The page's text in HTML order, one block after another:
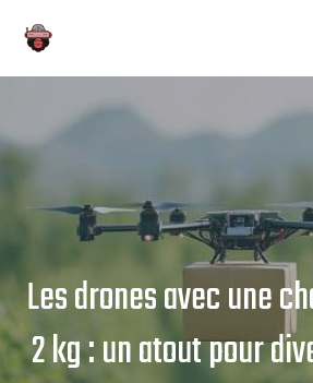
contenu
Les drones avec une
2 kg : un atout pour